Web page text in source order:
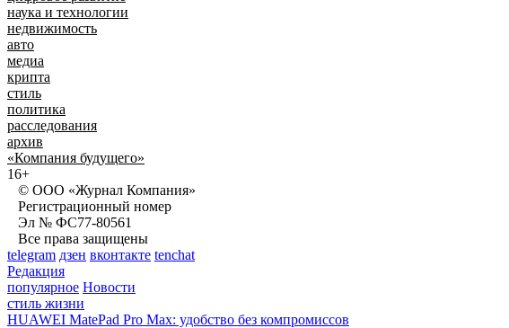
наука и технологии
недвижимость
авто
медиа
крипта
стиль
политика
расследования
архив
«Компания будущего»
16+
© ООО «Журнал Компания»
Регистрационный номер
Эл № ФС77-80561
Все права защищены
telegram дзен вконтакте tenchat
Редакция
популярное Новости
стиль жизни
HUAWEI MatePad Pro Max: удобство без компромиссов